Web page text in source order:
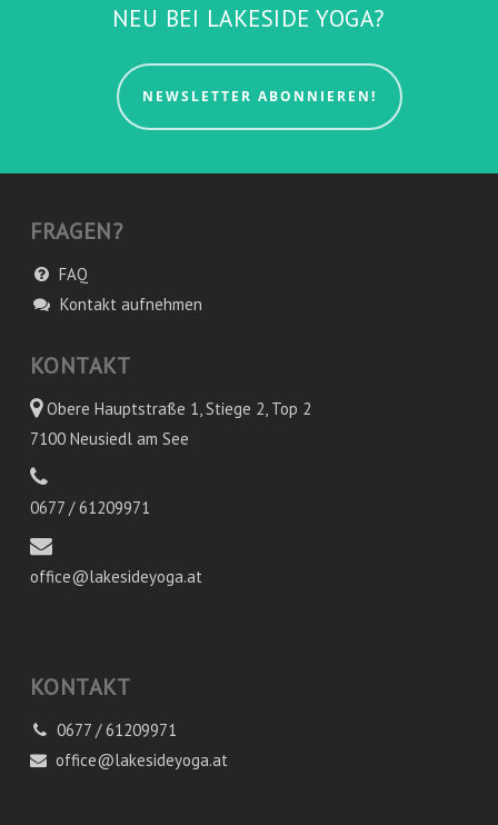
NEU BEI LAKESIDE YOGA?
NEWSLETTER ABONNIEREN!
FRAGEN?
FAQ
Kontakt aufnehmen
KONTAKT
Obere Hauptstraße 1, Stiege 2, Top 2
7100 Neusiedl am See
0677 / 61209971
office@lakesideyoga.at
KONTAKT
0677 / 61209971
office@lakesideyoga.at